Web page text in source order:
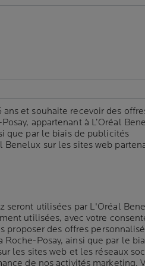
CAPACITÉ 200
ANTI
et souhaite recevoir des
appartenant à L’Oréal
que par le biais de publicités
Benelux sur les sites web
seront utilisées par L'Oréal
utilisées, avec votre
proposer des offres
Posay, ainsi que par le
les sites web et les réseaux
de nos activités marketing.
et souhaite recevoir des
appartenant à L’Oréal
que par le biais de publicités
Benelux sur les sites web
seront utilisées par L'Oréal
utilisées, avec votre
proposer des offres
Posay, ainsi que par le
les sites web et les réseaux
de nos activités marketing.